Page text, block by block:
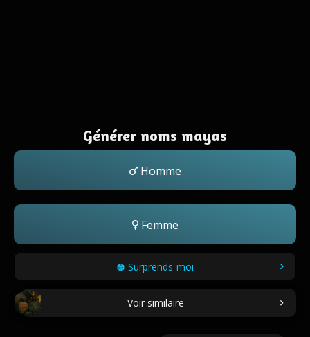
Générer noms mayas
Homme
Femme
Surprends-moi
Voir similaire